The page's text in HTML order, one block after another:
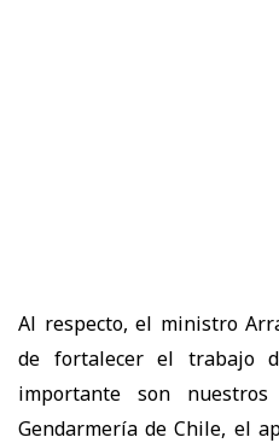
Al respecto, el ministro
de fortalecer el trabajo
importante son
Gendarmería de Chile, el